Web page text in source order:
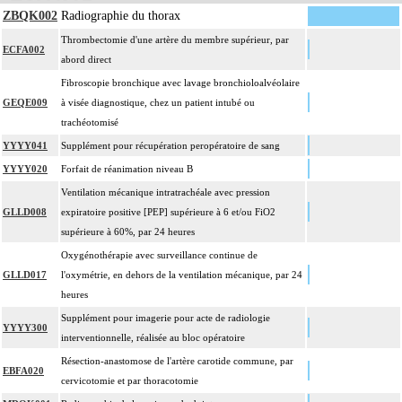
4
chirurgien, l'installation, la conduite de la circulation extracorporelle, et son
ablation. Elle inclut les responsabilités suivantes :
- décision de l'indication et choix de la technique
- pose et ablation des canules
- choix du niveau d'hypothermie
- choix du débit de CEC
- décision d'assistance circulatoire.
4 La suture d'un vaisseau inclut l'angioplastie d'élargissement.
4
Les actes sur le thorax, par thoracoscopie incluent l'évacuation de collection
intrathoracique associée, la pose de drain pleural et/ou péricardique.
Facturation : les suppléments de numérisation ou la radioscopie de longue
ZBQK002 Radiographie du thorax
ECFA002
Thrombectomie d'une artère du membre supérieur, par
abord direct
GEQE009
Fibroscopie bronchique avec lavage bronchioloalvéolaire
à visée diagnostique, chez un patient intubé ou
trachéotomisé
YYYY041 Supplément pour récupération peropératoire de sang
YYYY020 Forfait de réanimation niveau B
GLLD008
Ventilation mécanique intratrachéale avec pression
expiratoire positive [PEP] supérieure à 6 et/ou FiO2
supérieure à 60%, par 24 heures
GLLD017
Oxygénothérapie avec surveillance continue de
l'oxymétrie, en dehors de la ventilation mécanique, par 24
heures
YYYY300
Supplément pour imagerie pour acte de radiologie
interventionnelle, réalisée au bloc opératoire
EBFA020
Résection-anastomose de l'artère carotide commune, par
cervicotomie et par thoracotomie